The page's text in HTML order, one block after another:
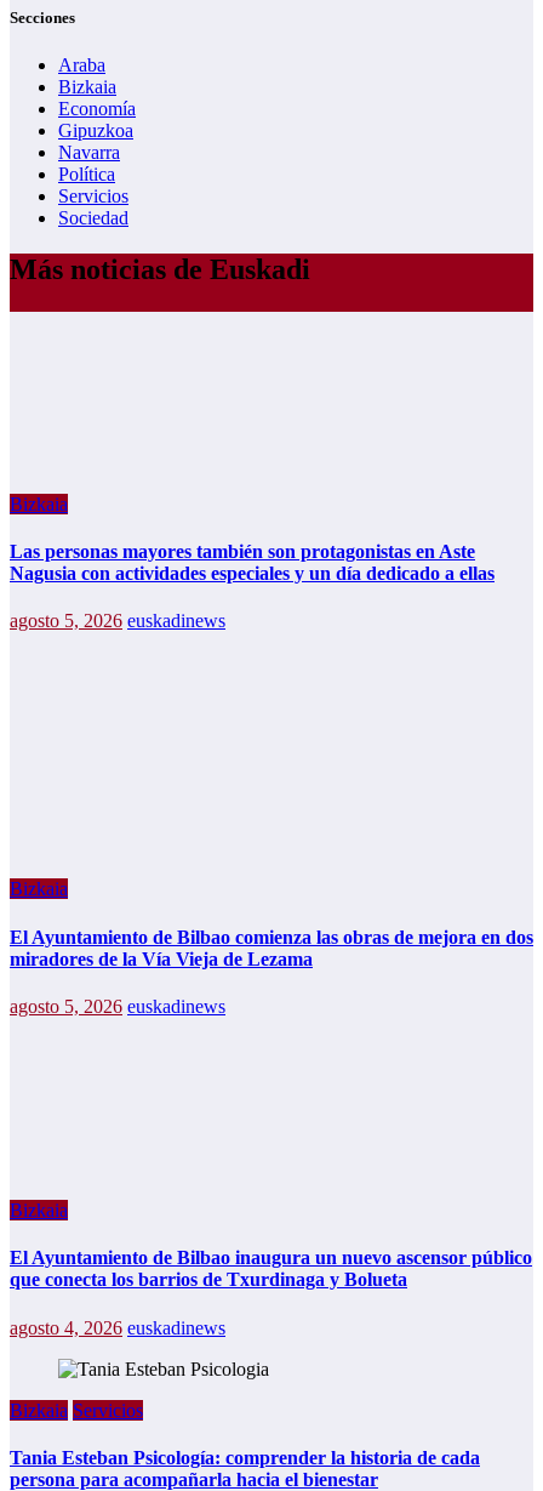
Secciones
Araba
Bizkaia
Economía
Gipuzkoa
Navarra
Política
Servicios
Sociedad
Más noticias de Euskadi
Bizkaia
Las personas mayores también son protagonistas en Aste
Nagusia con actividades especiales y un día dedicado a ellas
agosto 5, 2026 euskadinews
Bizkaia
El Ayuntamiento de Bilbao comienza las obras de mejora en dos
miradores de la Vía Vieja de Lezama
agosto 5, 2026 euskadinews
Bizkaia
El Ayuntamiento de Bilbao inaugura un nuevo ascensor público
que conecta los barrios de Txurdinaga y Bolueta
agosto 4, 2026 euskadinews
Bizkaia Servicios
Tania Esteban Psicología: comprender la historia de cada
persona para acompañarla hacia el bienestar